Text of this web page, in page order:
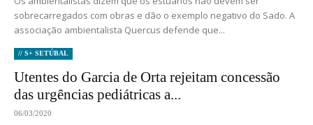
sobrecarregados com obras e dão o exemplo negativo do Sado. A
associação ambientalista Quercus defende que...
// S+ SETÚBAL
Utentes do Garcia de Orta rejeitam concessão
das urgências pediátricas a...
06/03/2020